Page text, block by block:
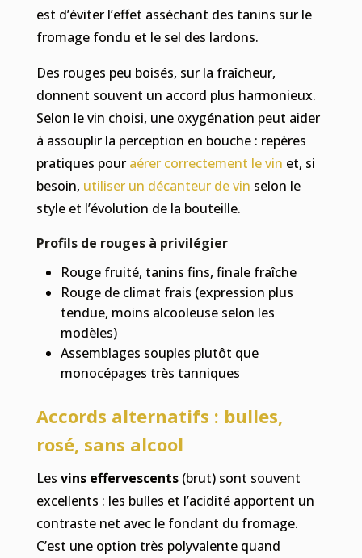
est d’éviter l’effet asséchant des tanins sur le
fromage fondu et le sel des lardons.
Des rouges peu boisés, sur la fraîcheur,
donnent souvent un accord plus harmonieux.
Selon le vin choisi, une oxygénation peut aider
à assouplir la perception en bouche : repères
pratiques pour aérer correctement le vin et, si
besoin, utiliser un décanteur de vin selon le
style et l’évolution de la bouteille.
Profils de rouges à privilégier
Rouge fruité, tanins fins, finale fraîche
Rouge de climat frais (expression plus
tendue, moins alcooleuse selon les
modèles)
Assemblages souples plutôt que
monocépages très tanniques
Accords alternatifs : bulles,
rosé, sans alcool
Les vins effervescents(brut) sont souvent
excellents : les bulles et l’acidité apportent un
contraste net avec le fondant du fromage.
C’est une option très polyvalente quand